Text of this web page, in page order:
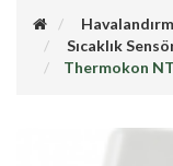
Sıcaklık
Thermokon